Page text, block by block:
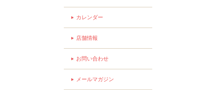
カレンダー
店舗情報
お問い合わせ
メールマガジン